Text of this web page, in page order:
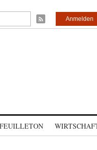
Anmelden
FEUILLETON